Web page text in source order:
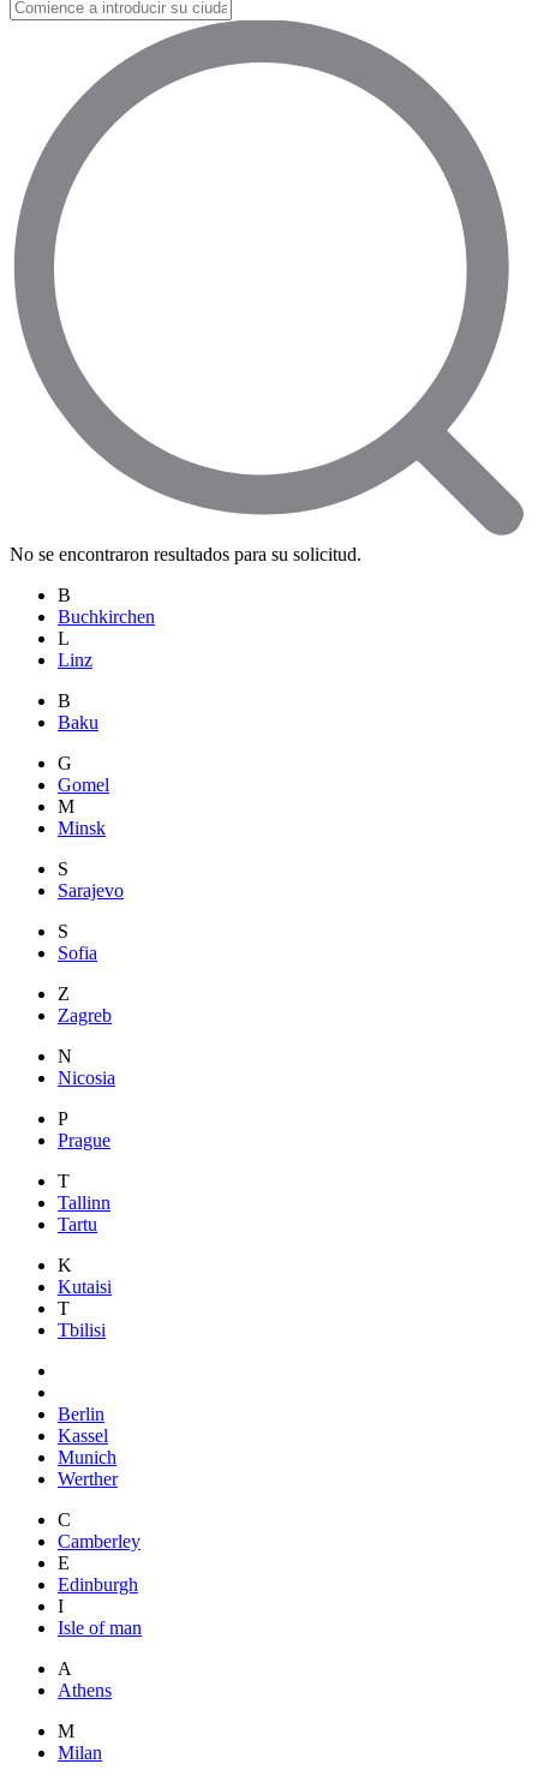
No se encontraron resultados para su solicitud.
B
Buchkirchen
L
Linz
B
Baku
G
Gomel
M
Minsk
S
Sarajevo
S
Sofia
Z
Zagreb
N
Nicosia
P
Prague
T
Tallinn
Tartu
K
Kutaisi
T
Tbilisi
Berlin
Kassel
Munich
Werther
C
Camberley
E
Edinburgh
I
Isle of man
A
Athens
M
Milan